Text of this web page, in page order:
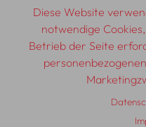
Diese Website
notwendige
Betrieb der Seite